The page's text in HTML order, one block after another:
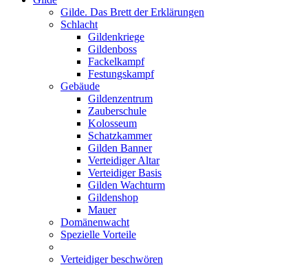
Gilde. Das Brett der Erklärungen
Schlacht
Gildenkriege
Gildenboss
Fackelkampf
Festungskampf
Gebäude
Gildenzentrum
Zauberschule
Kolosseum
Schatzkammer
Gilden Banner
Verteidiger Altar
Verteidiger Basis
Gilden Wachturm
Gildenshop
Mauer
Domänenwacht
Spezielle Vorteile
Verteidiger beschwören